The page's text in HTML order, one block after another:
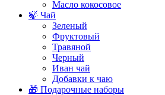
Масло кокосовое
🍃 Чай
Зеленый
Фруктовый
Травяной
Черный
Иван чай
Добавки к чаю
🎁 Подарочные наборы